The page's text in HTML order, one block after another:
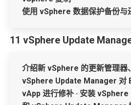
使用 vSphere 数据保护备份与
11 vSphere Update
介绍新 vSphere 的更新管理器
vSphere Update Manager 对
vApp 进行修补 · 安装